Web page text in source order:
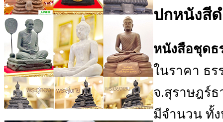
ปกหนังสี
หนังสือชุดธ
ในราคา ธ
จ.สุราษฎร์ธ
มีจำนวน ทั้ง